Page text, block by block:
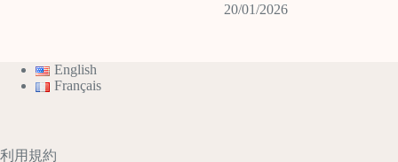
20/01/2026
English
Français
利用規約